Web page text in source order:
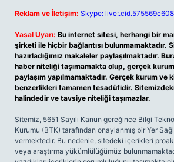
Reklam ve İletişim: Skype:
Yasal Uyarı: Bu internet sitesi, herhangi bir
şirketi ile hiçbir bağlantısı bulunmamaktadır.
hazırladığımız makaleler paylaşılmaktadır.
haber niteliği taşımamakta olup, gerçek
paylaşım yapılmamaktadır. Gerçek kurum ve
benzerlikleri tamamen tesadüfidir.
halindedir ve tavsiye niteliği taşımazlar.
Sitemiz, 5651 Sayılı Kanun gereğince Bilgi
Kurumu (BTK) tarafından onaylanmış bir Yer
vermektedir. Bu nedenle, sitedeki içerikleri
veya araştırma yükümlülüğümüz